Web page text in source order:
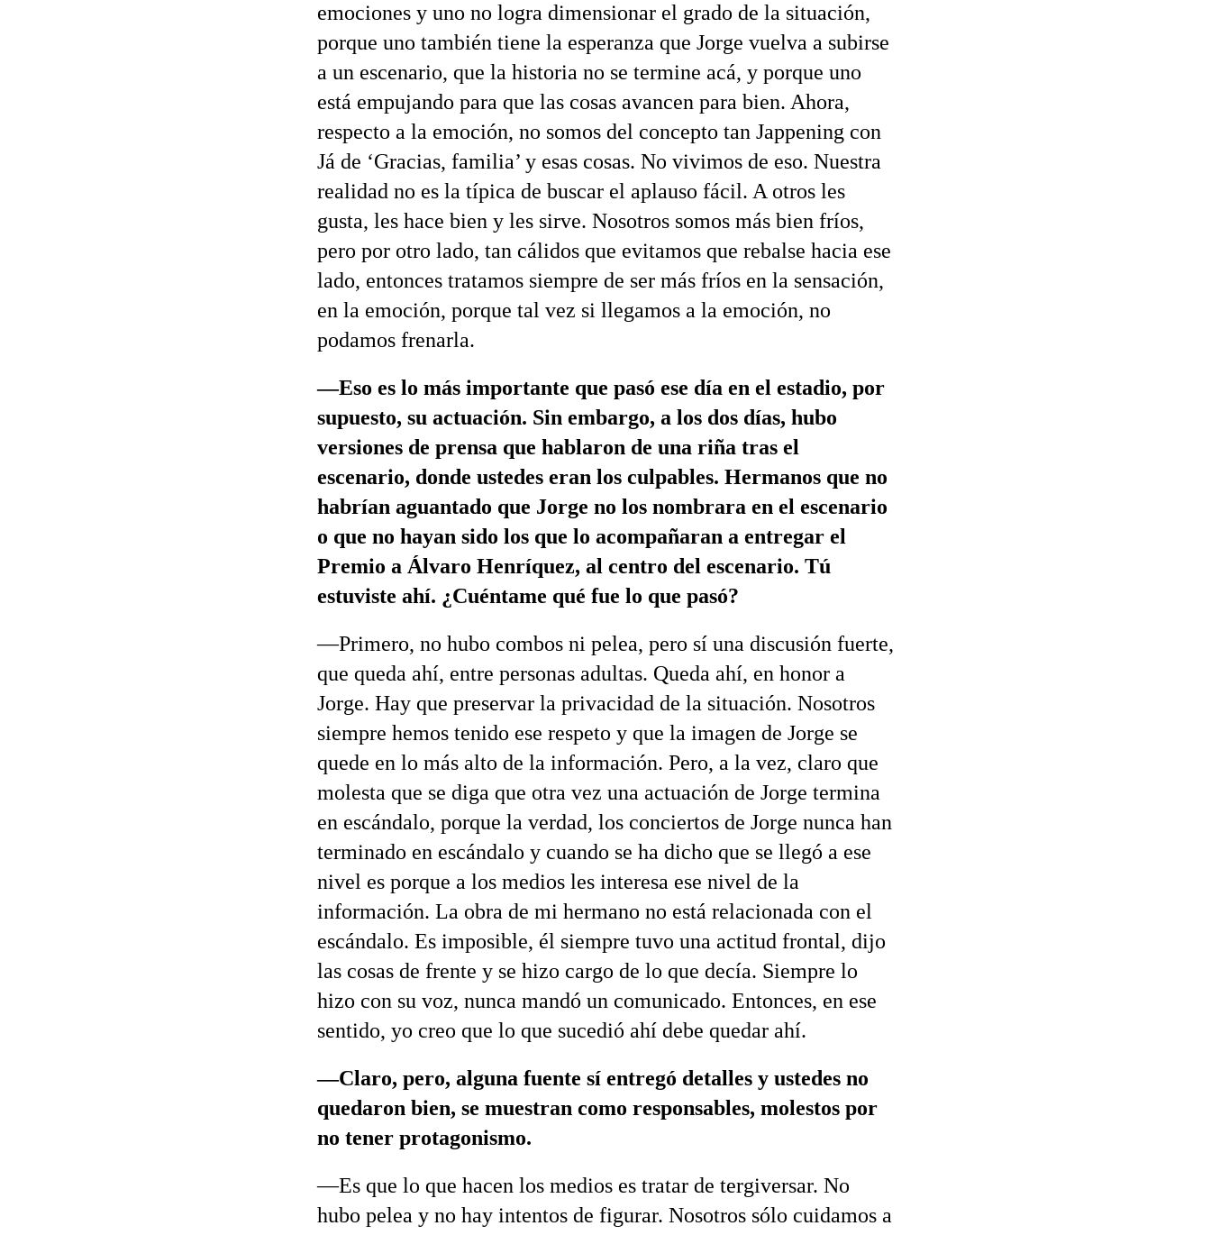
emociones y uno no logra dimensionar el grado de la situación,
porque uno también tiene la esperanza que Jorge vuelva a subirse
a un escenario, que la historia no se termine acá, y porque uno
está empujando para que las cosas avancen para bien. Ahora,
respecto a la emoción, no somos del concepto tan Jappening con
Já de ‘Gracias, familia’ y esas cosas. No vivimos de eso. Nuestra
realidad no es la típica de buscar el aplauso fácil. A otros les
gusta, les hace bien y les sirve. Nosotros somos más bien fríos,
pero por otro lado, tan cálidos que evitamos que rebalse hacia ese
lado, entonces tratamos siempre de ser más fríos en la sensación,
en la emoción, porque tal vez si llegamos a la emoción, no
podamos frenarla.
—Eso es lo más importante que pasó ese día en el estadio, por
supuesto, su actuación. Sin embargo, a los dos días, hubo
versiones de prensa que hablaron de una riña tras el
escenario, donde ustedes eran los culpables. Hermanos que no
habrían aguantado que Jorge no los nombrara en el escenario
o que no hayan sido los que lo acompañaran a entregar el
Premio a Álvaro Henríquez, al centro del escenario. Tú
estuviste ahí. ¿Cuéntame qué fue lo que pasó?
—Primero, no hubo combos ni pelea, pero sí una discusión fuerte,
que queda ahí, entre personas adultas. Queda ahí, en honor a
Jorge. Hay que preservar la privacidad de la situación. Nosotros
siempre hemos tenido ese respeto y que la imagen de Jorge se
quede en lo más alto de la información. Pero, a la vez, claro que
molesta que se diga que otra vez una actuación de Jorge termina
en escándalo, porque la verdad, los conciertos de Jorge nunca han
terminado en escándalo y cuando se ha dicho que se llegó a ese
nivel es porque a los medios les interesa ese nivel de la
información. La obra de mi hermano no está relacionada con el
escándalo. Es imposible, él siempre tuvo una actitud frontal, dijo
las cosas de frente y se hizo cargo de lo que decía. Siempre lo
hizo con su voz, nunca mandó un comunicado. Entonces, en ese
sentido, yo creo que lo que sucedió ahí debe quedar ahí.
—Claro, pero, alguna fuente sí entregó detalles y ustedes no
quedaron bien, se muestran como responsables, molestos por
no tener protagonismo.
—Es que lo que hacen los medios es tratar de tergiversar. No
hubo pelea y no hay intentos de figurar. Nosotros sólo cuidamos a